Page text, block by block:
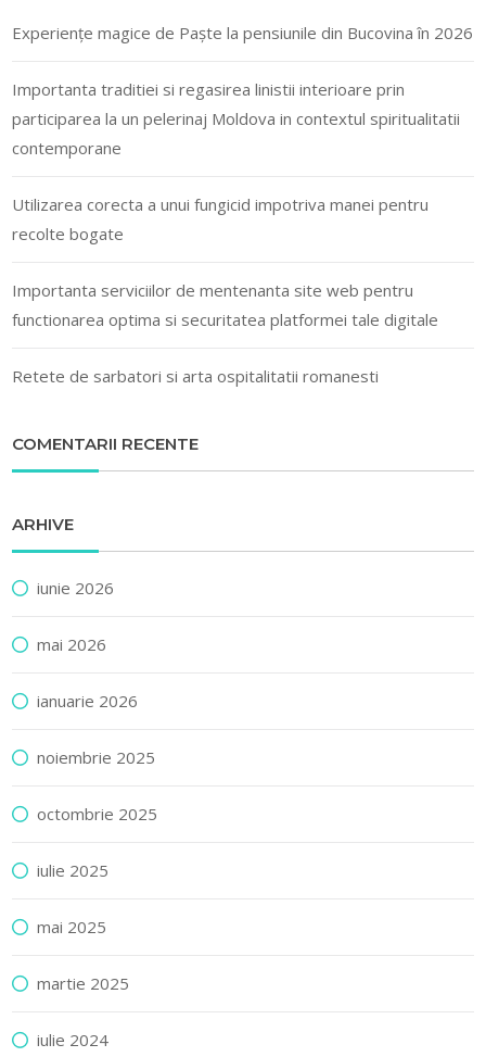
Experiențe magice de Paște la pensiunile din Bucovina în 2026
Importanta traditiei si regasirea linistii interioare prin
participarea la un pelerinaj Moldova in contextul spiritualitatii
contemporane
Utilizarea corecta a unui fungicid impotriva manei pentru
recolte bogate
Importanta serviciilor de mentenanta site web pentru
functionarea optima si securitatea platformei tale digitale
Retete de sarbatori si arta ospitalitatii romanesti
COMENTARII RECENTE
ARHIVE
iunie 2026
mai 2026
ianuarie 2026
noiembrie 2025
octombrie 2025
iulie 2025
mai 2025
martie 2025
iulie 2024